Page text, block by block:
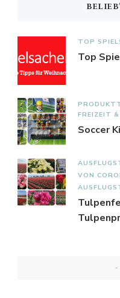
TOP
Top
FREIZEIT
Soccer
VON
-